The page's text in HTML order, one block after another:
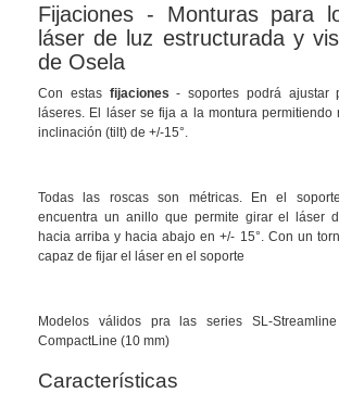
Fijaciones - Monturas para
láser de luz estructurada y
de Osela
Con estas fijaciones - soportes podrá ajustar
láseres. El láser se fija a la montura permitiendo
inclinación (tilt) de +/-15°.
Todas las roscas son métricas. En el
encuentra un anillo que permite girar el láser
hacia arriba y hacia abajo en +/- 15°. Con un
capaz de fijar el láser en el soporte
Modelos válidos pra las series SL-
CompactLine (10 mm)
Características